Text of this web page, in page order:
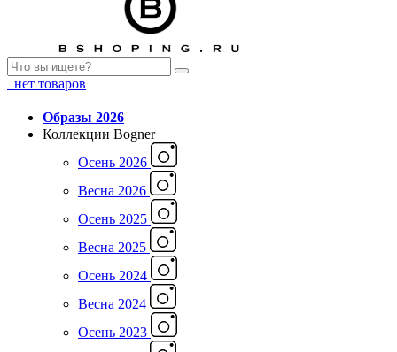
нет товаров
Образы 2026
Коллекции Bogner
Осень 2026
Весна 2026
Осень 2025
Весна 2025
Осень 2024
Весна 2024
Осень 2023